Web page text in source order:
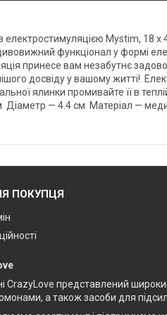
електростимуляцією Mystim, 18
функціонал у формі
принесе вам незабутнє
досвіду у вашому житті!
ялинки промивайте її в
— 4.4 см Матеріал —
ПОКУПЦЯ
CrazyLove представлений
а також засоби для